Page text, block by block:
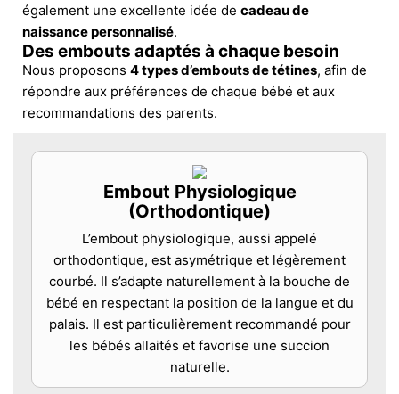
également une excellente idée de cadeau de
naissance personnalisé.
Des embouts adaptés à chaque besoin
Nous proposons 4 types d’embouts de tétines, afin de
répondre aux préférences de chaque bébé et aux
recommandations des parents.
Embout Physiologique
(Orthodontique)
L’embout physiologique, aussi appelé
orthodontique, est asymétrique et légèrement
courbé. Il s’adapte naturellement à la bouche de
bébé en respectant la position de la langue et du
palais. Il est particulièrement recommandé pour
les bébés allaités et favorise une succion
naturelle.